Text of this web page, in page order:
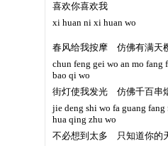
喜欢你喜欢我
xi huan ni xi huan wo
春风给我按摩 仿佛有满天
chun feng gei wo an mo
bao qi wo
街灯使我发光 仿佛千百串
jie deng shi wo fa guang
hua qing zhu wo
不必想到太多 只知道你的